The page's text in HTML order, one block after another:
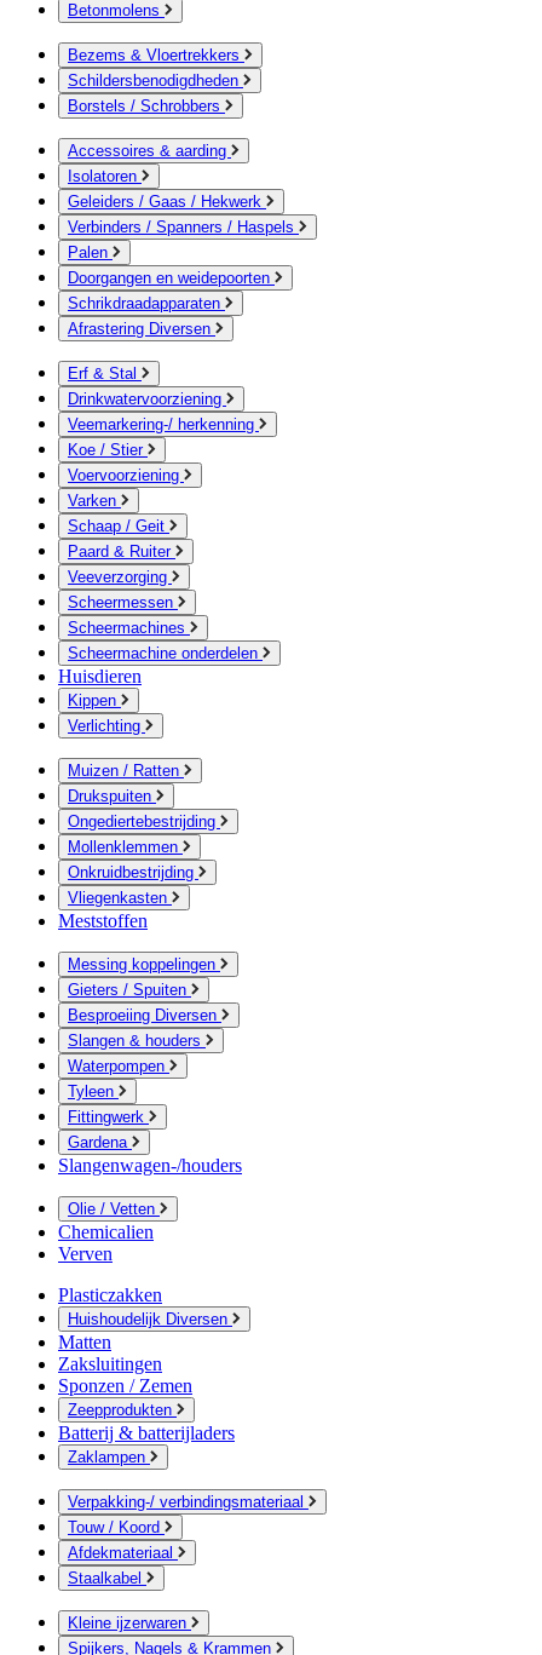
Betonmolens
Bezems & Vloertrekkers
Schildersbenodigdheden
Borstels / Schrobbers
Accessoires & aarding
Isolatoren
Geleiders / Gaas / Hekwerk
Verbinders / Spanners / Haspels
Palen
Doorgangen en weidepoorten
Schrikdraadapparaten
Afrastering Diversen
Erf & Stal
Drinkwatervoorziening
Veemarkering-/ herkenning
Koe / Stier
Voervoorziening
Varken
Schaap / Geit
Paard & Ruiter
Veeverzorging
Scheermessen
Scheermachines
Scheermachine onderdelen
Huisdieren
Kippen
Verlichting
Muizen / Ratten
Drukspuiten
Ongediertebestrijding
Mollenklemmen
Onkruidbestrijding
Vliegenkasten
Meststoffen
Messing koppelingen
Gieters / Spuiten
Besproeiing Diversen
Slangen & houders
Waterpompen
Tyleen
Fittingwerk
Gardena
Slangenwagen-/houders
Olie / Vetten
Chemicalien
Verven
Plasticzakken
Huishoudelijk Diversen
Matten
Zaksluitingen
Sponzen / Zemen
Zeepprodukten
Batterij & batterijladers
Zaklampen
Verpakking-/ verbindingsmateriaal
Touw / Koord
Afdekmateriaal
Staalkabel
Kleine ijzerwaren
Spijkers, Nagels & Krammen